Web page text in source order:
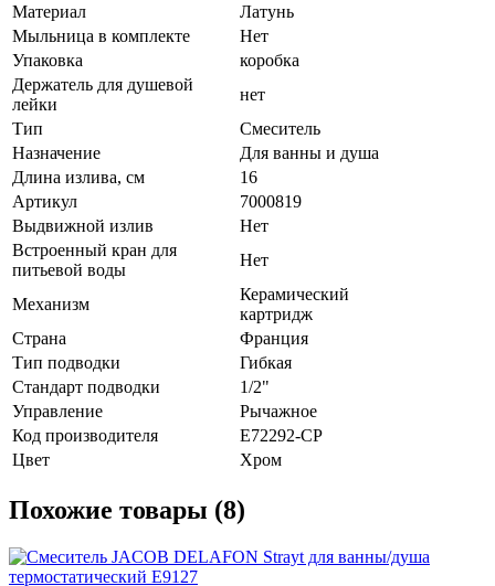
Материал
Латунь
Мыльница в комплекте
Нет
Упаковка
коробка
Держатель для душевой
лейки
нет
Тип
Смеситель
Назначение
Для ванны и душа
Длина излива, см
16
Артикул
7000819
Выдвижной излив
Нет
Встроенный кран для
питьевой воды
Нет
Механизм
Керамический
картридж
Страна
Франция
Тип подводки
Гибкая
Стандарт подводки
1/2"
Управление
Рычажное
Код производителя
E72292-CP
Цвет
Хром
Похожие товары (8)